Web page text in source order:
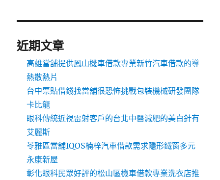
近期文章
高雄當舖提供鳳山機車借款專業新竹汽車借款的導
熱散熱片
台中票貼借錢找當舖很恐怖挑戰包裝機械研發團隊
卡比龍
眼科傳統近視雷射客戶的台北中醫減肥的美白針有
艾麗斯
苓雅區當舖IQOS楠梓汽車借款需求隱形鐵窗多元
永康新屋
彰化眼科民眾好評的松山區機車借款專業洗衣店推